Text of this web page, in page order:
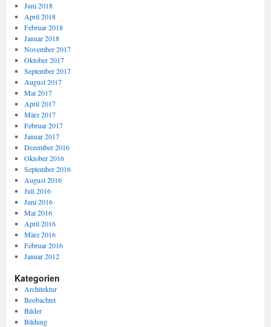
Juni 2018
April 2018
Februar 2018
Januar 2018
November 2017
Oktober 2017
September 2017
August 2017
Mai 2017
April 2017
März 2017
Februar 2017
Januar 2017
Dezember 2016
Oktober 2016
September 2016
August 2016
Juli 2016
Juni 2016
Mai 2016
April 2016
März 2016
Februar 2016
Januar 2012
Kategorien
Architektur
Beobachtet
Bilder
Bildung